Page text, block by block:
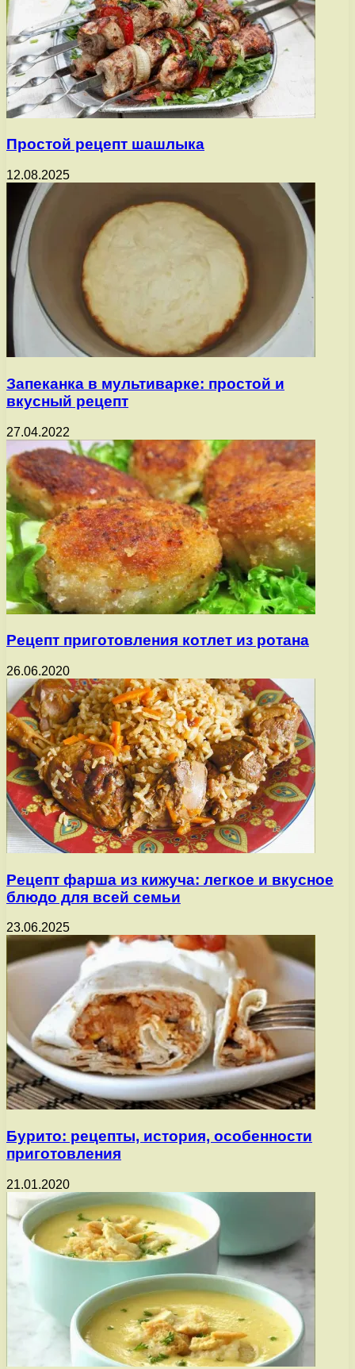
Простой рецепт шашлыка
12.08.2025
Запеканка в мультиварке: простой и
вкусный рецепт
27.04.2022
Рецепт приготовления котлет из ротана
26.06.2020
Рецепт фарша из кижуча: легкое и вкусное
блюдо для всей семьи
23.06.2025
Бурито: рецепты, история, особенности
приготовления
21.01.2020